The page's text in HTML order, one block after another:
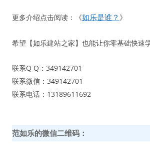
更多介绍点击阅读：《如乐是谁？ 》
希望【如乐建站之家】也能让你零基础快速
联系Q Q：349142701
联系微信：349142701
联系电话：13189611692
范如乐的微信二维码：